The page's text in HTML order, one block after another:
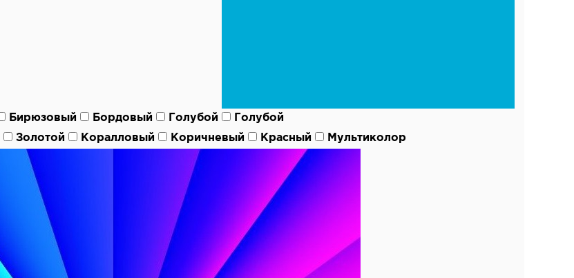
Бирюзовый Бордовый Голубой
Голубой
Золотой Коралловый Коричневый Красный Мультиколор